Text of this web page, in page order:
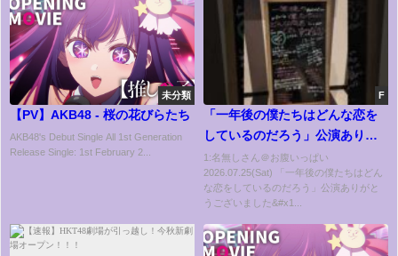
未分類
【PV】AKB48 - 桜の花びらたち
AKB48's Debut Single All 1st Generation
Release Single: 1st February 2...
F
「一年後の僕たちはどんな恋を
しているのだろう」公演ありが
とうございました💓#HKT48 #一
恋公演
1:名無しさん＠お腹いっぱい
2026.07.25(Sat) 「一年後の僕たちはどん
な恋をしているのだろう」公演ありがと
うございました&#x1...